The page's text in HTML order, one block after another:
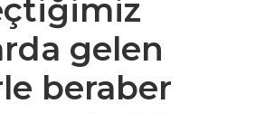
gelen
beraber